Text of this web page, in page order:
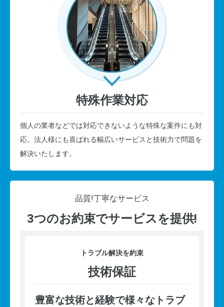
特殊作業対応
個人の業者などでは対応できないような特殊な案件にも対
応。法人様にも喜ばれる幅広いサービスと技術力で問題を
解決いたします。
品質!丁寧なサービス
3つのお約束でサービスを提供!
トラブル解決を約束
技術保証
豊富な技術と経験で様々なトラブ